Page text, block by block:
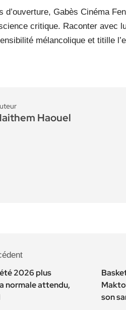
Gabès Cinéma
critique. Raconter avec
mélancolique et titille
Haouel
2026 plus
normale attendu,
son